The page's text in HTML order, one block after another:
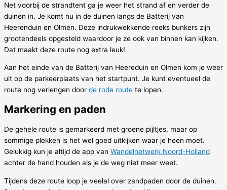
Net voorbij de strandtent ga je weer het strand af en verder de
duinen in. Je komt nu in de duinen langs de Batterij van
Heerenduin en Olmen. Deze indrukwekkende reeks bunkers zijn
grootendeels opgesteld waardoor je ze ook van binnen kan kijken.
Dat maakt deze route nog extra leuk!
Aan het einde van de Batterij van Heereduin en Olmen kom je weer
uit op de parkeerplaats van het startpunt. Je kunt eventueel de
route nog verlengen door de rode route te lopen.
Markering en paden
De gehele route is gemarkeerd met groene pijltjes, maar op
sommige plekken is het wel goed uitkijken waar je heen moet.
Gelukkig kun je altijd de app van Wandelnetwerk Noord-Holland
achter de hand houden als je de weg niet meer weet.
Tijdens deze route loop je veelal over zandpaden door de duinen.